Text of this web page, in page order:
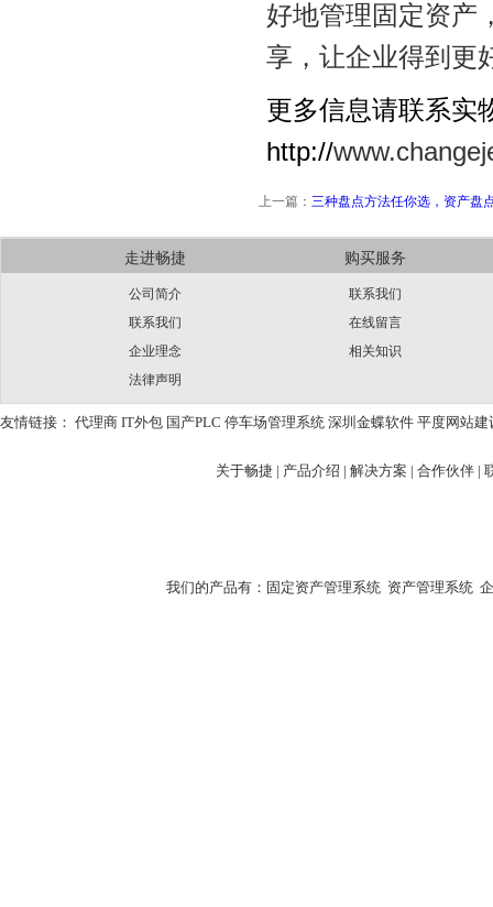
好地管理固定资产
享，让企业得到更
更多信息请联系实
http://
上一篇： 三种盘点方法任你选，资产盘
走进畅捷
公司简介
联系我们
企业理念
法律声明
购买服务
联系我们
在线留言
相关知识
友情链接： 代理商 IT外包 国产PLC 停车场管理系统 深圳金蝶软件 平度网站建
关于畅捷 | 产品介绍 | 解决方案 | 合作伙伴 |
我们的产品有： 固定资产管理系统 资产管理系统